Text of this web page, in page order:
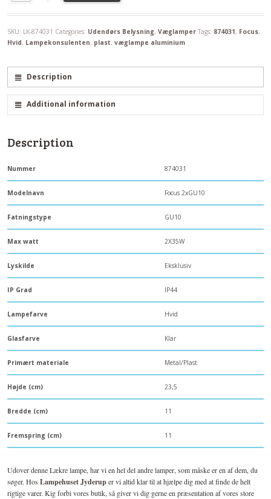
SKU: LK-874031 Categories: Udendørs Belysning, Væglamper Tags: 874031, Focus,
Hvid, Lampekonsulenten, plast, væglampe aluminium
Description
Additional information
Description
Nummer 874031
Modelnavn Focus 2xGU10
Fatningstype GU10
Max watt 2X35W
Lyskilde Eksklusiv
IP Grad IP44
Lampefarve Hvid
Glasfarve Klar
Primært materiale Metal/Plast
Højde (cm) 23,5
Bredde (cm) 11
Fremspring (cm) 11
Udover denne Lækre lampe, har vi en hel del andre lamper, som måske er en af dem, du
søger. Hos Lampehuset Jyderuper vi altid klar til at hjælpe dig med at finde de helt
rigtige varer. Kig forbi vores butik, så giver vi dig gerne en præsentation af vores store